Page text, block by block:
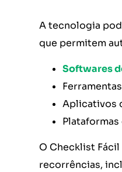
A tecnologia
que permitem
Softwares
Aplicativos
O Checklist
recorrências,